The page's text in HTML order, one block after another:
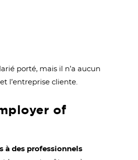
porté, mais il n’a aucun
l’entreprise cliente.
of
à des professionnels